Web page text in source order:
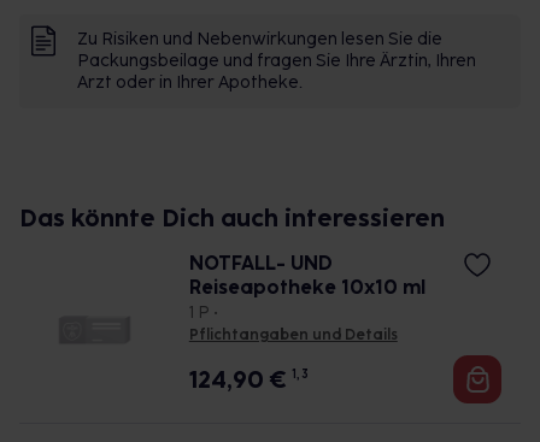
Zu Risiken und Nebenwirkungen lesen Sie die
Packungsbeilage und fragen Sie Ihre Ärztin, Ihren
Arzt oder in Ihrer Apotheke.
Das könnte Dich auch interessieren
NOTFALL- UND
Reiseapotheke 10x10 ml
1 P •
Pflichtangaben und Details
124,90 € 1, 3